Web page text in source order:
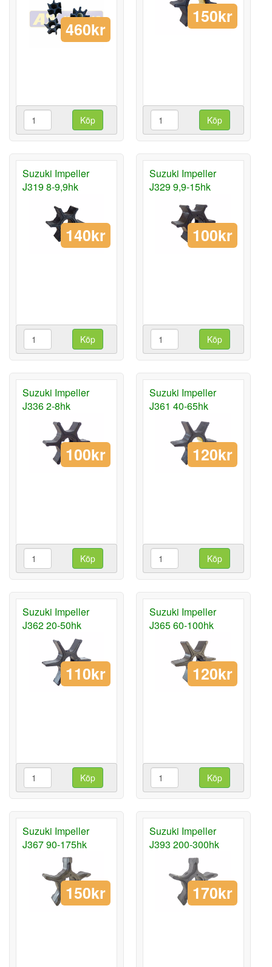
460kr
Köp
150kr
Köp
Suzuki Impeller
J319 8-9,9hk
140kr
Köp
Suzuki Impeller
J329 9,9-15hk
100kr
Köp
Suzuki Impeller
J336 2-8hk
100kr
Köp
Suzuki Impeller
J361 40-65hk
120kr
Köp
Suzuki Impeller
J362 20-50hk
110kr
Köp
Suzuki Impeller
J365 60-100hk
120kr
Köp
Suzuki Impeller
J367 90-175hk
150kr
Suzuki Impeller
J393 200-300hk
170kr